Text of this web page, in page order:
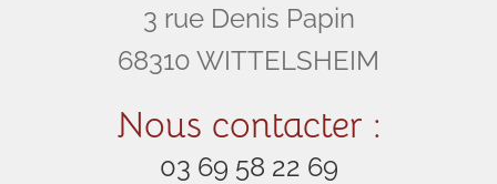
3 rue Denis Papin
68310 WITTELSHEIM
Nous contacter :
03 69 58 22 69